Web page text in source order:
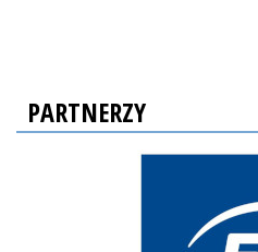
PARTNERZY